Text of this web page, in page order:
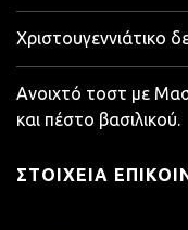
Χριστουγεννιάτικο
Ανοιχτό τοστ με
και πέστο βασιλικού.
ΣΤΟΙΧΕΊΑ